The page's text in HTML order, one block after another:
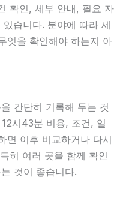
확인, 세부 안내, 필요 자
습니다. 분야에 따라 세
엇을 확인해야 하는지 아
간단히 기록해 두는 것
시43분 비용, 조건, 일
면 이후 비교하거나 다시
히 여러 곳을 함께 확인
것이 좋습니다.